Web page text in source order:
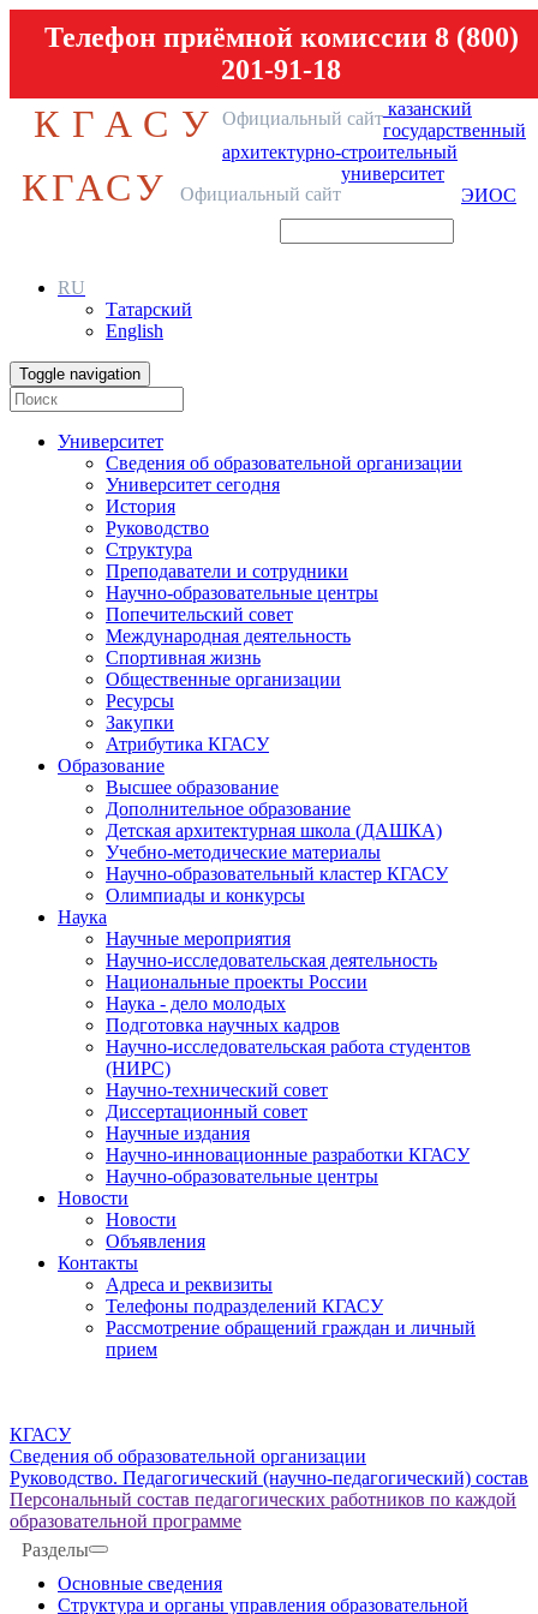
Телефон приёмной комиссии 8 (800)
201-91-18
КГАСУ Официальный сайт казанский
государственный
архитектурно-строительный
университет
КГАСУ Официальный сайт ЭИОС
RU
Татарский
English
Toggle navigation
Университет
Сведения об образовательной организации
Университет сегодня
История
Руководство
Структура
Преподаватели и сотрудники
Научно-образовательные центры
Попечительский совет
Международная деятельность
Спортивная жизнь
Общественные организации
Ресурсы
Закупки
Атрибутика КГАСУ
Образование
Высшее образование
Дополнительное образование
Детская архитектурная школа (ДАШКА)
Учебно-методические материалы
Научно-образовательный кластер КГАСУ
Олимпиады и конкурсы
Наука
Научные мероприятия
Научно-исследовательская деятельность
Национальные проекты России
Наука - дело молодых
Подготовка научных кадров
Научно-исследовательская работа студентов
(НИРС)
Научно-технический совет
Диссертационный совет
Научные издания
Научно-инновационные разработки КГАСУ
Научно-образовательные центры
Новости
Новости
Объявления
Контакты
Адреса и реквизиты
Телефоны подразделений КГАСУ
Рассмотрение обращений граждан и личный
прием
КГАСУ
Сведения об образовательной организации
Руководство. Педагогический (научно-педагогический) состав
Персональный состав педагогических работников по каждой
образовательной программе
Разделы
Основные сведения
Структура и органы управления образовательной